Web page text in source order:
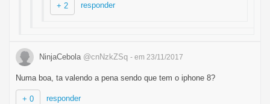
+ 2 responder
NinjaCebola @cnNzkZSq - em 23/11/2017
Numa boa, ta valendo a pena sendo que tem o iphone 8?
+ 0 responder